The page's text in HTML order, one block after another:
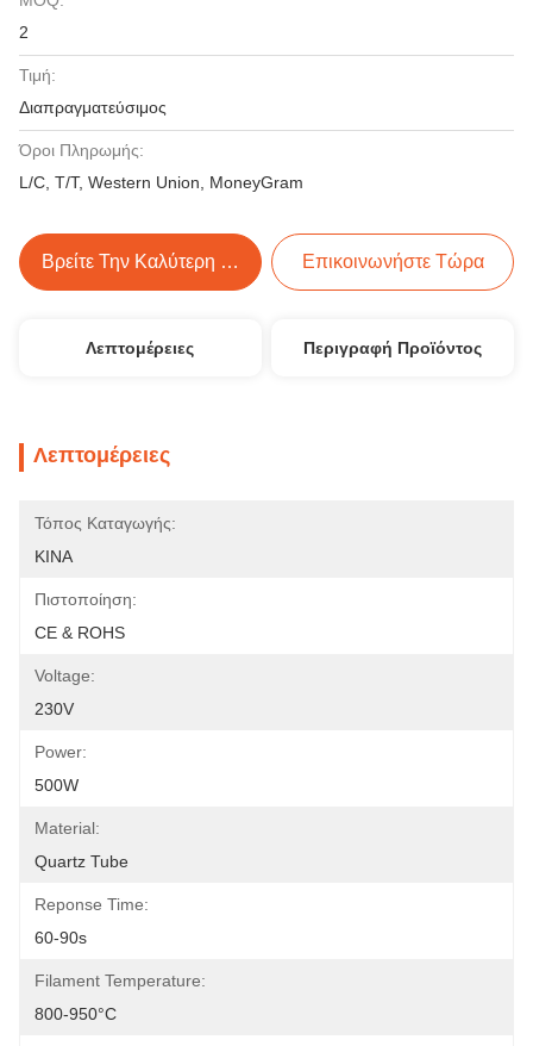
2
Τιμή:
Διαπραγματεύσιμος
Όροι Πληρωμής:
L/C, T/T, Western Union, MoneyGram
Βρείτε Την Καλύτερη Τιμή Επικοινωνήστε Τώρα
Λεπτομέρειες Περιγραφή Προϊόντος
Λεπτομέρειες
Τόπος Καταγωγής:
ΚΙΝΑ
Πιστοποίηση:
CE & ROHS
Voltage:
230V
Power:
500W
Material:
Quartz Tube
Reponse Time:
60-90s
Filament Temperature:
800-950°C